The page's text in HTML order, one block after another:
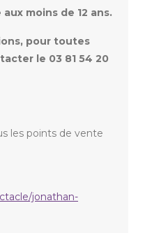
moins de 12 ans.
pour toutes
le 03 81 54 20
les points de vente
jonathan-